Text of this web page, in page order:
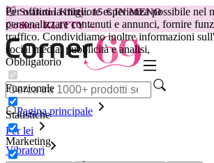
Per offrirti la migliore esperienza possibile nel
personalizzare contenuti e annunci, fornire
traffico. Condividiamo inoltre informazioni
social media, pubblicità e analisi,
Obbligatorio
Funzionale
Statistiche
Marketing
😽Svakom Klitty: 15 € IN MENO
Codice: KLITTY →
Pagina principale
Per lei
Vibratori